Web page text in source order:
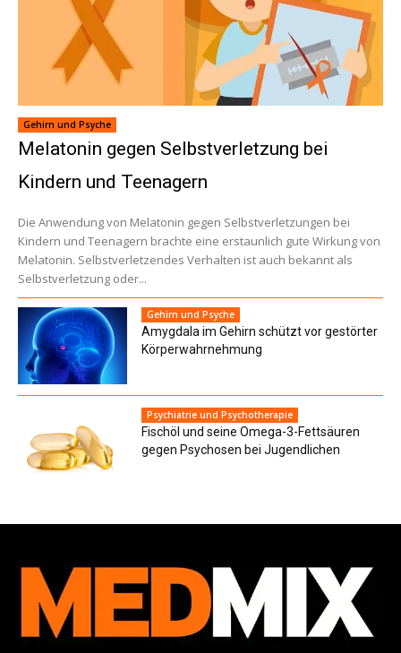
Gehirn und Psyche
Melatonin gegen Selbstverletzung bei
Kindern und Teenagern
Die Anwendung von Melatonin gegen Selbstverletzungen bei
Kindern und Teenagern brachte eine erstaunlich gute Wirkung von
Melatonin. Selbstverletzendes Verhalten ist auch bekannt als
Selbstverletzung oder...
Gehirn und Psyche
Amygdala im Gehirn schützt vor gestörter
Körperwahrnehmung
Psychiatrie und Psychotherapie
Fischöl und seine Omega-3-Fettsäuren
gegen Psychosen bei Jugendlichen